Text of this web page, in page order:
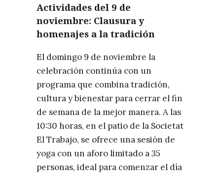
Actividades del 9 de
noviembre: Clausura y
homenajes a la tradición
El domingo 9 de noviembre la
celebración continúa con un
programa que combina tradición,
cultura y bienestar para cerrar el fin
de semana de la mejor manera. A las
10:30 horas, en el patio de la Societat
El Trabajo, se ofrece una sesión de
yoga con un aforo limitado a 35
personas, ideal para comenzar el día